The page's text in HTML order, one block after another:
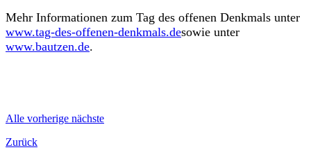
Mehr Informationen zum Tag des offenen Denkmals unter
www.tag-des-offenen-denkmals.desowie unter
www.bautzen.de.
Alle vorherige nächste
Zurück